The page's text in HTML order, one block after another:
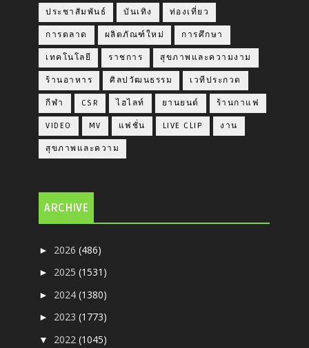
ประชาสัมพันธ์ บันเทิง ท่องเที่ยว
การตลาด ผลิตภัณฑ์ใหม่ การศึกษา
เทคโนโลยี ราชการ สุขภาพและความงาม
ร้านอาหาร ศิลปวัฒนธรรม เวทีประกวด
กีฬา CSR ไฮไลท์ ยานยนต์ ร้านกาแฟ
VIDEO MV แฟชั่น LIVE CLIP งาน
สุขภาพและความ
ARCHIVE
► 2026(486)
► 2025(1531)
► 2024(1380)
► 2023(1773)
▼ 2022(1045)